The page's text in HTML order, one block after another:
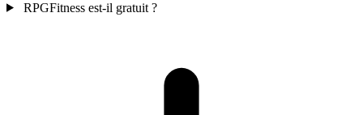
RPGFitness est-il gratuit ?